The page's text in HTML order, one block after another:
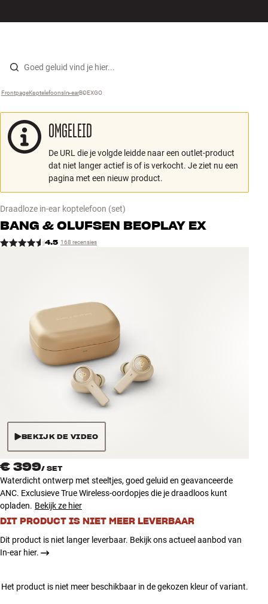
Skip to content
Luidsprekers
Koptelefoons
Surround
Tv
Systeem
Kabels
INSPIRATIE
MERKEN
NIEUW
AANBIEDINGEN
Winkels
Klantenservice
Bouw met geluid
Frontpage ›
Koptelefoons ›
In-ear ›
BOEXGO
OMGELEID
De URL die je volgde leidde naar een outlet-product
dat niet langer actief is of is verkocht. Je ziet nu een
pagina met een nieuw product.
Draadloze in-ear koptelefoon (set)
BANG & OLUFSEN BEOPLAY EX
4.5 168 recensies
BEKIJK DE VIDEO
€ 399/ SET
Waterdicht ontwerp met steeltjes, goed geluid en geavanceerde
ANC. Exclusieve True Wireless-oordopjes die je draadloos kunt
opladen. Bekijk ze hier
DIT PRODUCT IS NIET MEER LEVERBAAR
Dit product is niet langer leverbaar. Bekijk ons actueel aanbod van
In-ear hier.
Het product is niet meer beschikbaar in de gekozen kleur of variant.